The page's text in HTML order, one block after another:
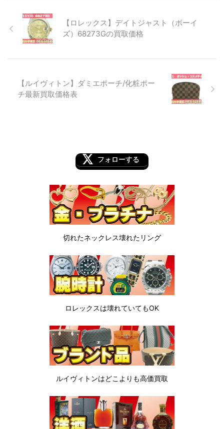
【ロレックス】デイトジャスト（ボーイ
ズ）68273Gの買取価格
【ルイヴィトン】ダミエポーチ/化粧ポー
チ最新買取価格表
フォローする
切れたネックレス壊れたリング
ロレックスは壊れていてもOK
ルイヴィトンはどこよりも高価買取